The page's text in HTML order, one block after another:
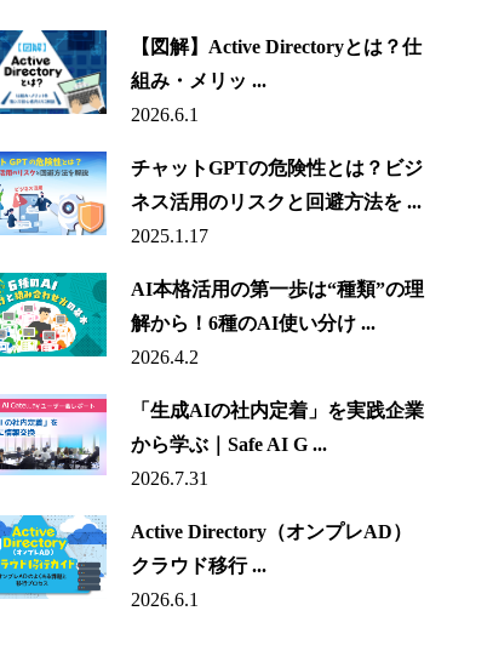
【図解】Active Directoryとは？仕
組み・メリッ ...
2026.6.1
チャットGPTの危険性とは？ビジ
ネス活用のリスクと回避方法を ...
2025.1.17
AI本格活用の第一歩は“種類”の理
解から！6種のAI使い分け ...
2026.4.2
「生成AIの社内定着」を実践企業
から学ぶ｜Safe AI G ...
2026.7.31
Active Directory（オンプレAD）
クラウド移行 ...
2026.6.1